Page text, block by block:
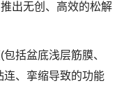
出无创、高效的松解
括盆底浅层筋膜、
连、挛缩导致的功能